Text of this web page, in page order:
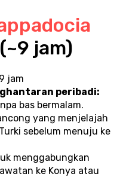
jam)
jam
peribadi:
bas bermalam.
yang menjelajah
sebelum menuju ke
menggabungkan
ke Konya atau